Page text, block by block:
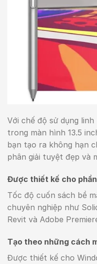
Với chế độ sử dụng
trong màn hình 13.5
bạn tạo ra không hạn
phân giải tuyệt đẹp và
Được thiết kế cho
Tốc độ cuốn sách bề
chuyên nghiệp như
Revit và Adobe
Tạo theo những cách
Được thiết kế cho